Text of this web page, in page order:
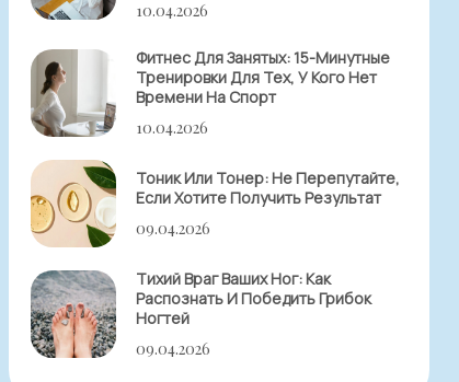
10.04.2026
Фитнес Для Занятых: 15-Минутные
Тренировки Для Тех, У Кого Нет
Времени На Спорт
10.04.2026
Тоник Или Тонер: Не Перепутайте,
Если Хотите Получить Результат
09.04.2026
Тихий Враг Ваших Ног: Как
Распознать И Победить Грибок
Ногтей
09.04.2026